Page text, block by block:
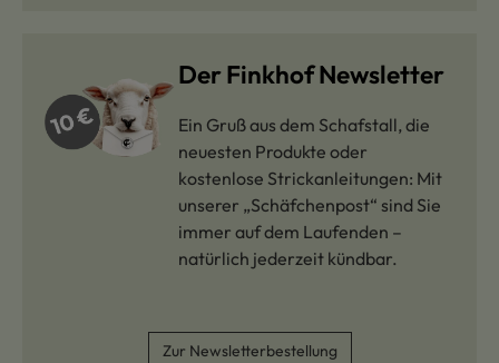
Der Finkhof Newsletter
Ein Gruß aus dem Schafstall, die
neuesten Produkte oder
kostenlose Strickanleitungen: Mit
unserer „Schäfchenpost“ sind Sie
immer auf dem Laufenden –
natürlich jederzeit kündbar.
Zur Newsletterbestellung